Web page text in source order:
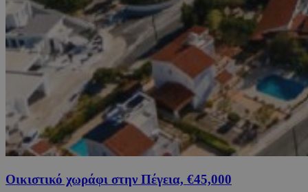
Οικιστικό χωράφι στην Πέγεια, €45,000